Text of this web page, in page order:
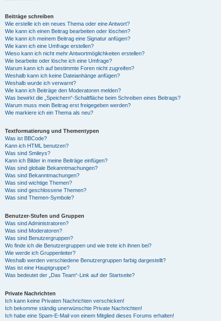
Beiträge schreiben
Wie erstelle ich ein neues Thema oder eine Antwort?
Wie kann ich einen Beitrag bearbeiten oder löschen?
Wie kann ich meinem Beitrag eine Signatur anfügen?
Wie kann ich eine Umfrage erstellen?
Wieso kann ich nicht mehr Antwortmöglichkeiten erstellen?
Wie bearbeite oder lösche ich eine Umfrage?
Warum kann ich auf bestimmte Foren nicht zugreifen?
Weshalb kann ich keine Dateianhänge anfügen?
Weshalb wurde ich verwarnt?
Wie kann ich Beiträge den Moderatoren melden?
Was bewirkt die „Speichern“-Schaltfläche beim Schreiben eines Beitrags?
Warum muss mein Beitrag erst freigegeben werden?
Wie markiere ich ein Thema als neu?
Textformatierung und Thementypen
Was ist BBCode?
Kann ich HTML benutzen?
Was sind Smileys?
Kann ich Bilder in meine Beiträge einfügen?
Was sind globale Bekanntmachungen?
Was sind Bekanntmachungen?
Was sind wichtige Themen?
Was sind geschlossene Themen?
Was sind Themen-Symbole?
Benutzer-Stufen und Gruppen
Was sind Administratoren?
Was sind Moderatoren?
Was sind Benutzergruppen?
Wo finde ich die Benutzergruppen und wie trete ich ihnen bei?
Wie werde ich Gruppenleiter?
Weshalb werden verschiedene Benutzergruppen farbig dargestellt?
Was ist eine Hauptgruppe?
Was bedeutet der „Das Team“-Link auf der Startseite?
Private Nachrichten
Ich kann keine Privaten Nachrichten verschicken!
Ich bekomme ständig unerwünschte Private Nachrichten!
Ich habe eine Spam-E-Mail von einem Mitglied dieses Forums erhalten!